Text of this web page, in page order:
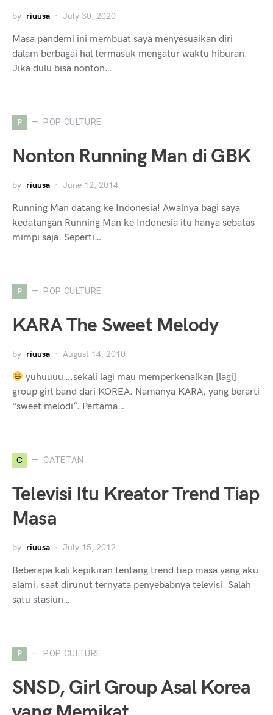
by riuusa July 30, 2020
Masa pandemi ini membuat saya menyesuaikan diri
dalam berbagai hal termasuk mengatur waktu hiburan.
Jika dulu bisa nonton…
P POP CULTURE
Nonton Running Man di GBK
by riuusa June 12, 2014
Running Man datang ke Indonesia! Awalnya bagi saya
kedatangan Running Man ke Indonesia itu hanya sebatas
mimpi saja. Seperti…
P POP CULTURE
KARA The Sweet Melody
by riuusa August 14, 2010
yuhuuuu….sekali lagi mau memperkenalkan [lagi]
group girl band dari KOREA. Namanya KARA, yang berarti
“sweet melodi”. Pertama…
C CATETAN
Televisi Itu Kreator Trend Tiap
Masa
by riuusa July 15, 2012
Beberapa kali kepikiran tentang trend tiap masa yang aku
alami, saat dirunut ternyata penyebabnya televisi. Salah
satu stasiun…
P POP CULTURE
SNSD, Girl Group Asal Korea